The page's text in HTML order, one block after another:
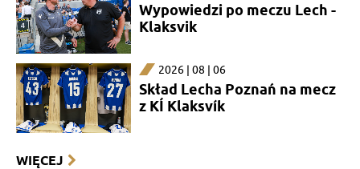
Wypowiedzi po meczu Lech -
Klaksvik
2026 | 08 | 06
Skład Lecha Poznań na mecz
z KÍ Klaksvík
WIĘCEJ